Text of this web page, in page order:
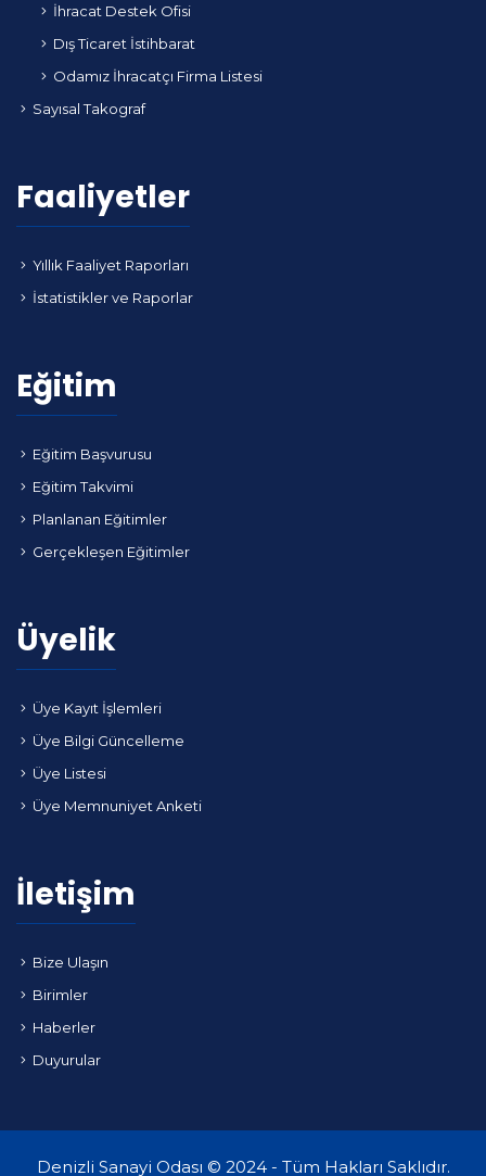
İhracat Destek Ofisi
Dış Ticaret İstihbarat
Odamız İhracatçı Firma Listesi
Sayısal Takograf
Faaliyetler
Yıllık Faaliyet Raporları
İstatistikler ve Raporlar
Eğitim
Eğitim Başvurusu
Eğitim Takvimi
Planlanan Eğitimler
Gerçekleşen Eğitimler
Üyelik
Üye Kayıt İşlemleri
Üye Bilgi Güncelleme
Üye Listesi
Üye Memnuniyet Anketi
İletişim
Bize Ulaşın
Birimler
Haberler
Duyurular
Denizli Sanayi Odası © 2024 - Tüm Hakları Saklıdır.